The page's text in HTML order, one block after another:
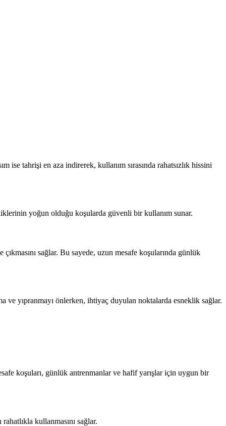
ise tahrişi en aza indirerek, kullanım sırasında rahatsızlık hissini
yoğun olduğu koşularda güvenli bir kullanım sunar.
sağlar. Bu sayede, uzun mesafe koşularında günlük
ve yıpranmayı önlerken, ihtiyaç duyulan noktalarda esneklik sağlar.
koşuları, günlük antrenmanlar ve hafif yarışlar için uygun bir
kullanmasını sağlar.